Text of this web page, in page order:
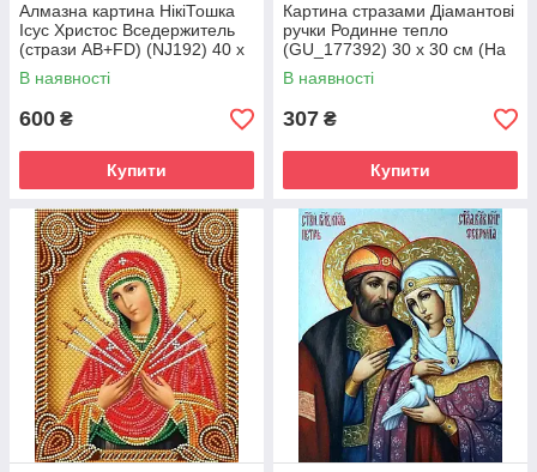
Алмазна картина НікіТошка
Ісус Христос Вседержитель
(стрази AB+FD) (NJ192) 40 х
50 см (На підрамнику)
В наявності
600 ₴
Купити
Картина стразами Діамантові
ручки Родинне тепло
(GU_177392) 30 х 30 см (На
підрамнику)
В наявності
307 ₴
Купити